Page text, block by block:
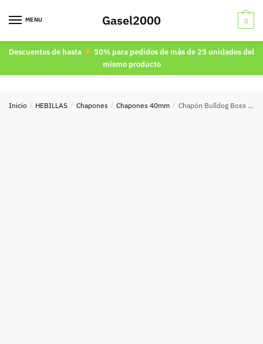
MENU Gasel2000 0
Descuentos de hasta
50% para pedidos de más de 25 unidades del
mismo producto
Inicio / HEBILLAS / Chapones / Chapones 40mm / Chapón Bulldog Boss 40mm.